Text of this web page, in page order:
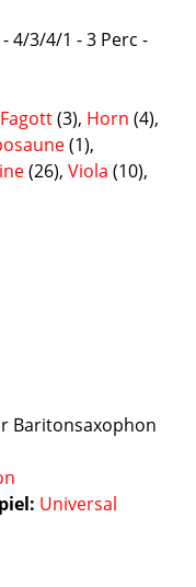
4/3/4/1 - 3 Perc -
Fagott(3), Horn (4),
(1),
(26), Viola (10),
Baritonsaxophon
Universal